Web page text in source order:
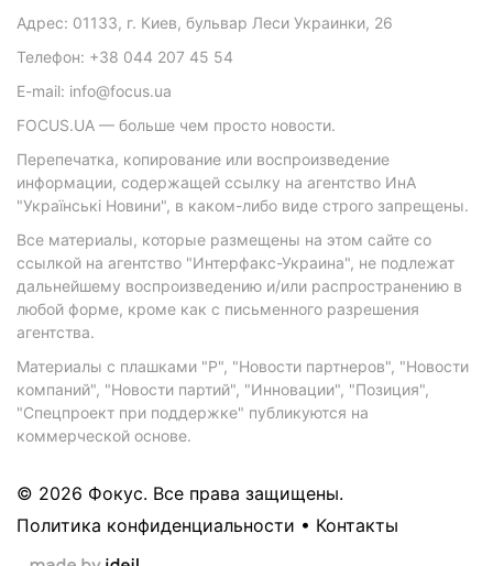
Адрес: 01133, г. Киев, бульвар Леси Украинки, 26
Телефон: +38 044 207 45 54
E-mail: info@focus.ua
FOCUS.UA — больше чем просто новости.
Перепечатка, копирование или воспроизведение
информации, содержащей ссылку на агентство ИнА
"Українські Новини", в каком-либо виде строго запрещены.
Все материалы, которые размещены на этом сайте со
ссылкой на агентство "Интерфакс-Украина", не подлежат
дальнейшему воспроизведению и/или распространению в
любой форме, кроме как с письменного разрешения
агентства.
Материалы с плашками "Р", "Новости партнеров", "Новости
компаний", "Новости партий", "Инновации", "Позиция",
"Спецпроект при поддержке" публикуются на
коммерческой основе.
© 2026 Фокус. Все права защищены.
Политика конфиденциальности • Контакты